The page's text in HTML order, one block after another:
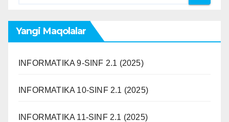
Yangi Maqolalar
INFORMATIKA 9-SINF 2.1 (2025)
INFORMATIKA 10-SINF 2.1 (2025)
INFORMATIKA 11-SINF 2.1 (2025)